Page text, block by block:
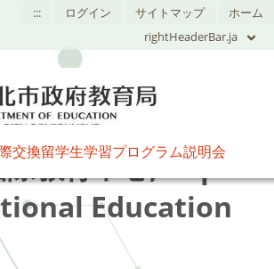
::: ログイン サイトマップ
ホーム
rightHeaderBar.ja
教育中心,Taipei
Education
交換留学生学習プログラム説明会